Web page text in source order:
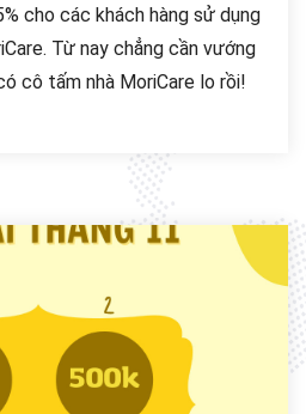
cho các khách hàng sử dụng
Từ nay chẳng cần vướng
cô tấm nhà MoriCare lo rồi!